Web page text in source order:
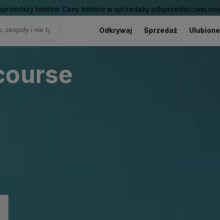
biletów. Ceny biletów w sprzedaży odsprzedażowej
Odkrywaj Sprzedaż Ulubione